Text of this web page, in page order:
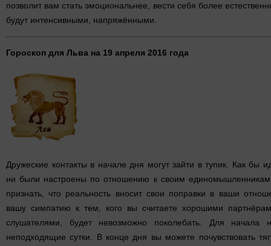
позволит вам стать эмоциональнее, вести себя более
будут интенсивными, напряжёнными.
Гороскоп для Льва на 19 апреля 2016 года
Дружеские контакты в начале дня могут зайти в тупик. Как бы
ни были настроены по отношению к своим
признать, что реальность вносит свои поправки в ваши
вашу симпатию к тем, кого вы считаете хорошими
слушателями, будет невозможно поколебать. Для начала
неподходящие сутки. В конце дня вы можете почувствовать